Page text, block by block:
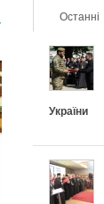
Останні
України